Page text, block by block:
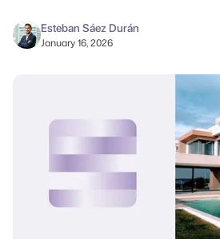
Esteban Sáez Durán
January 16, 2026